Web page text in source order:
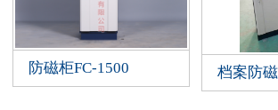
防磁柜FC-1500 档案防